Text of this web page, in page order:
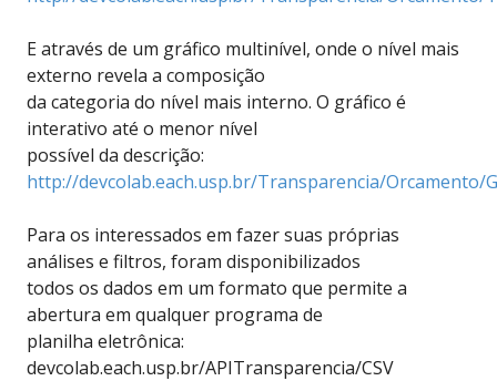
E através de um gráfico multinível, onde o nível mais
externo revela a composição
da categoria do nível mais interno. O gráfico é
interativo até o menor nível
possível da descrição:
http://devcolab.each.usp.br/Transparencia/Orcamento/
Para os interessados em fazer suas próprias
análises e filtros, foram disponibilizados
todos os dados em um formato que permite a
abertura em qualquer programa de
planilha eletrônica:
devcolab.each.usp.br/APITransparencia/CSV